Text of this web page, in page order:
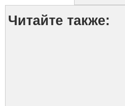
Читайте также: